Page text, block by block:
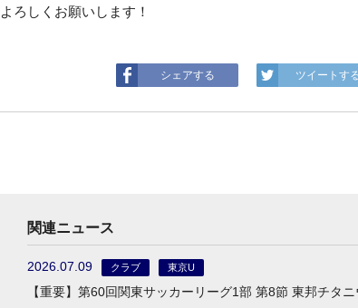
よろしくお願いします！
シェアする ツイートす
関連ニュース
2026.07.09 クラブ 東京U
【重要】第60回関東サッカーリーグ1部 第8節 東邦チタ